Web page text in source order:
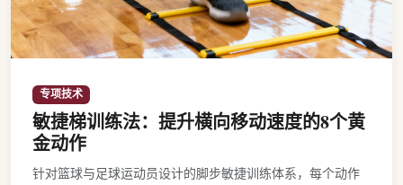
专项技术
敏捷梯训练法：提升横向移动速度的8个黄
金动作
针对篮球与足球运动员设计的脚步敏捷训练体系，每个动作